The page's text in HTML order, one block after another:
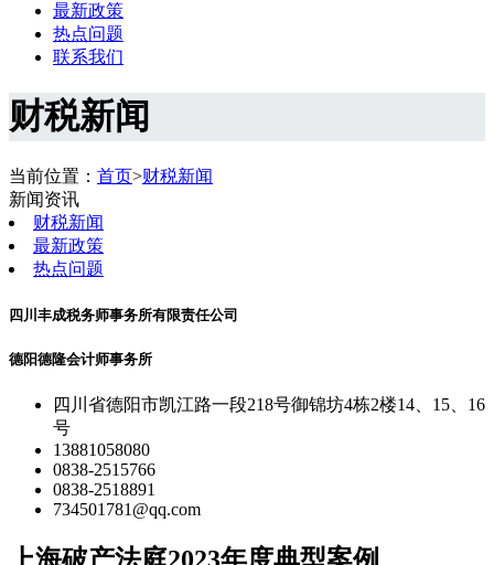
最新政策
热点问题
联系我们
财税新闻
当前位置： 首页>财税新闻
新闻资讯
财税新闻
最新政策
热点问题
四川丰成税务师事务所有限责任公司
德阳德隆会计师事务所
四川省德阳市凯江路一段218号御锦坊4栋2楼14、15、16
号
13881058080
0838-2515766
0838-2518891
734501781@qq.com